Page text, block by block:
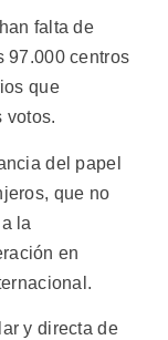
falta de
97.000 centros
que
votos.
del papel
que no
la
en
y directa de